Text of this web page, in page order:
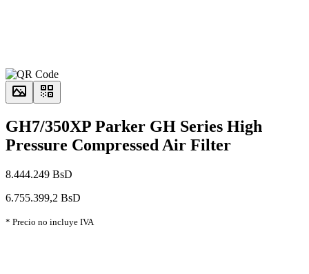
GH7/350XP Parker GH Series High
Pressure Compressed Air Filter
8.444.249 BsD
6.755.399,2 BsD
* Precio no incluye IVA